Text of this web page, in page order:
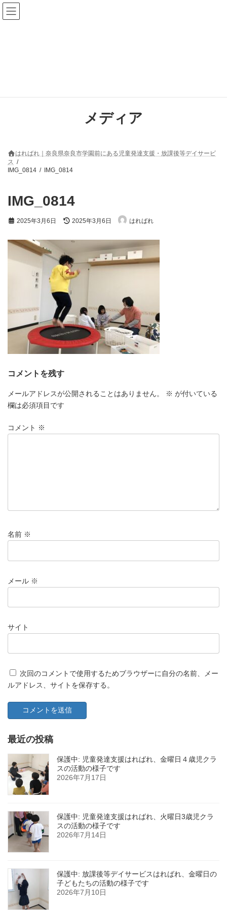
コ
ン
テ
ナ
ビ
ゲ
メディア
はればれ｜奈良県奈良市学園前にある児童発達支援・放課後等デイサービ
ス
IMG_0814
IMG_0814
IMG_0814
2025年3月6日
最
新
時
:
2025年3月6日 はればれ
コメントを残す
メールアドレスが公開されることはありません。 ※ が付いている
欄は必須項目です
コメント ※
名前 ※
メール ※
サイト
次回のコメントで使用するためブラウザーに自分の名前、メー
ルアドレス、サイトを保存する。
最近の投稿
保護中: 児童発達支援はればれ、金曜日４歳児クラ
スの活動の様子です
2026年7月17日
保護中: 児童発達支援はればれ、火曜日3歳児クラ
スの活動の様子です
2026年7月14日
保護中: 放課後等デイサービスはればれ、金曜日の
子どもたちの活動の様子です
2026年7月10日